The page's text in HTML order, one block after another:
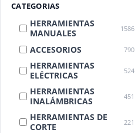
CATEGORIAS
HERRAMIENTAS
MANUALES
1586
ACCESORIOS 790
HERRAMIENTAS
ELÉCTRICAS
524
HERRAMIENTAS
INALÁMBRICAS
451
HERRAMIENTAS DE
CORTE
221